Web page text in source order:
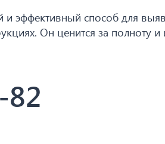
и эффективный способ для
Он ценится за полноту